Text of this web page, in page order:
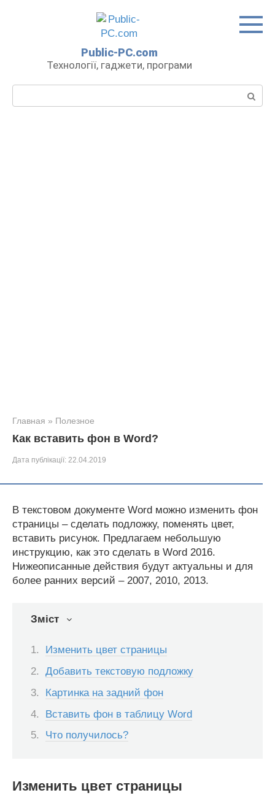
Public-PC.com
Технології, гаджети, програми
Главная » Полезное
Как вставить фон в Word?
Дата публікації: 22.04.2019
В текстовом документе Word можно изменить фон
страницы – сделать подложку, поменять цвет,
вставить рисунок. Предлагаем небольшую
инструкцию, как это сделать в Word 2016.
Нижеописанные действия будут актуальны и для
более ранних версий – 2007, 2010, 2013.
Зміст
Изменить цвет страницы
Добавить текстовую подложку
Картинка на задний фон
Вставить фон в таблицу Word
Что получилось?
Изменить цвет страницы